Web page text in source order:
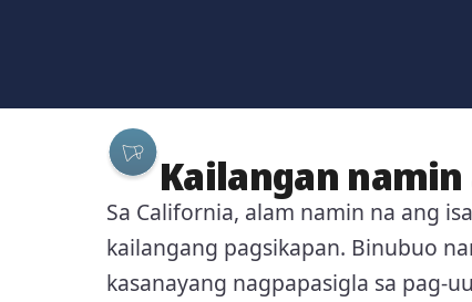
Kailangan
Sa California, alam namin na ang
kailangang pagsikapan. Binubuo
kasanayang nagpapasigla sa pag-